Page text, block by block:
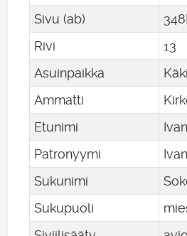
Sivu (ab)
Rivi
13
Asuinpaikka
Ammatti
Etunimi
Ivan
Patronyymi
Sukunimi
Sukupuoli